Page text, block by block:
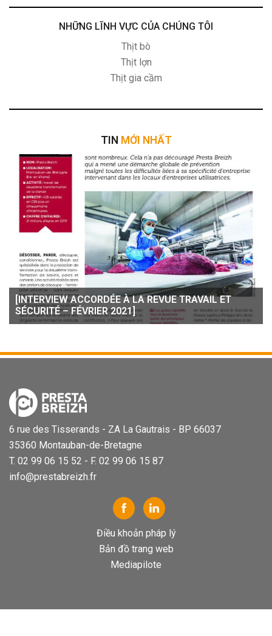
NHỮNG LĨNH VỰC CỦA CHÚNG TÔI
Thịt bò
Thịt lợn
Thịt gia cầm
TIN MỚI NHẤT
[INTERVIEW ACCORDÉE À LA REVUE TRAVAIL ET
SÉCURITÉ – FÉVRIER 2021]
6 rue des Tisserands - ZA La Gautrais - BP 66037
35360 Montauban-de-Bretagne
T. 02 99 06 15 52 - F. 02 99 06 15 87
info@prestabreizh.fr
Điều khoản pháp lý
Bản đồ trang web
Mediapilote